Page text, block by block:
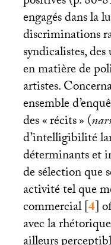
engagés dans la
discriminations
syndicalistes,
en matière de
artistes.
ensemble
des «récits» (
d’intelligibilité
déterminants et
de sélection que
activité tel que
commercial[4]
avec la